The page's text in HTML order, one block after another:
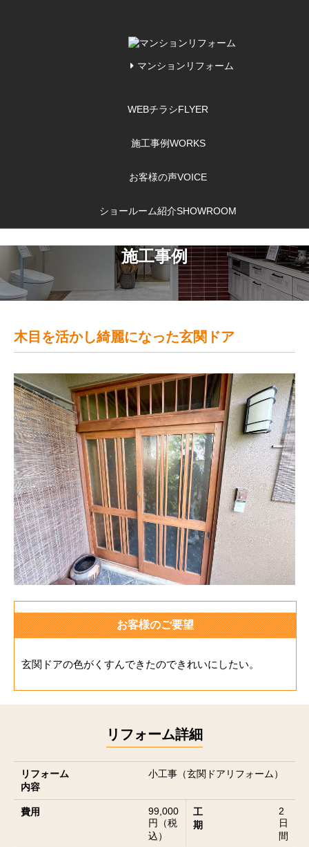
マンションリフォーム
WEBチラシFLYER
施工事例WORKS
お客様の声VOICE
ショールーム紹介SHOWROOM
施工事例
木目を活かし綺麗になった玄関ドア
お客様のご要望
玄関ドアの色がくすんできたのできれいにしたい。
リフォーム詳細
リフォーム
内容
小工事（玄関ドアリフォーム）
費用
99,000
円（税
込）
工
期
2
日
間